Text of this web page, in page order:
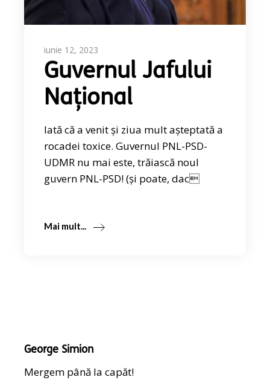
iunie 12, 2023
Guvernul Jafului
Național
Iată că a venit și ziua mult așteptată a
rocadei toxice. Guvernul PNL-PSD-
UDMR nu mai este, trăiască noul
guvern PNL-PSD! (și poate, dac
Mai mult...
George Simion
Mergem până la capăt!